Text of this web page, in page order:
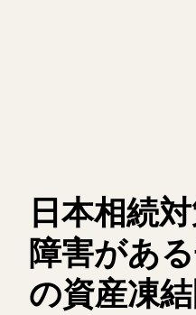
日本相続
障害があ
の資産凍